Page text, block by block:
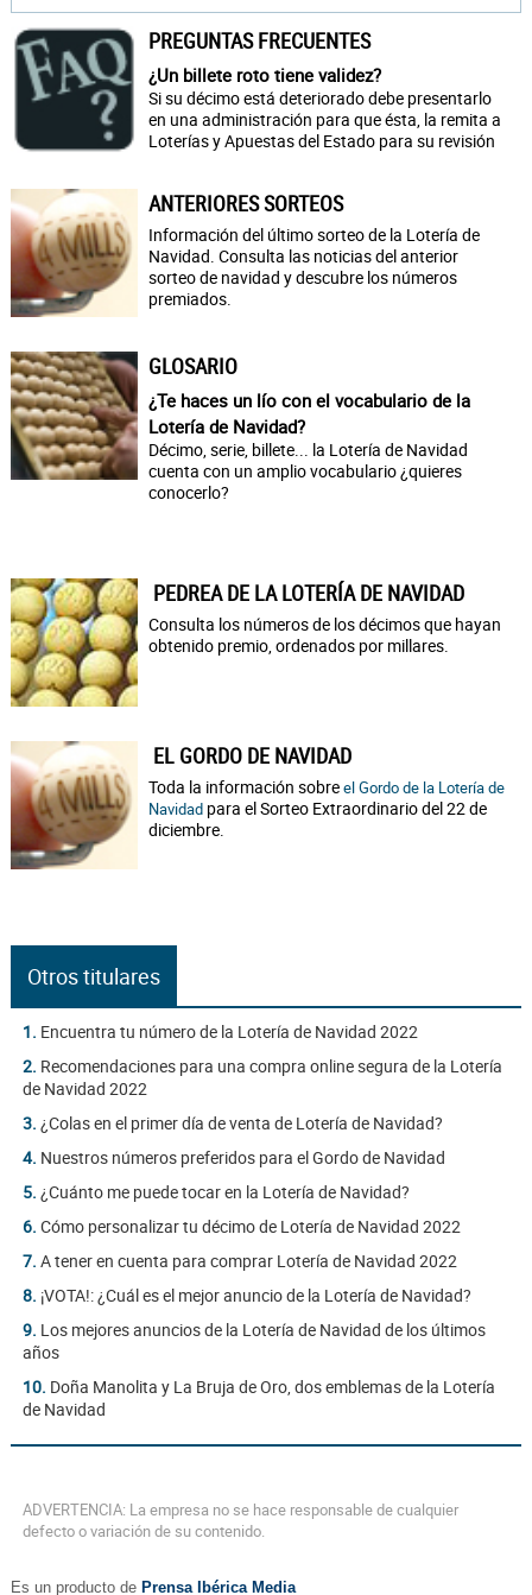
PREGUNTAS FRECUENTES
¿Un billete roto tiene validez?
Si su décimo está deteriorado debe presentarlo
en una administración para que ésta, la remita a
Loterías y Apuestas del Estado para su revisión
ANTERIORES SORTEOS
Información del último sorteo de la Lotería de
Navidad. Consulta las noticias del anterior
sorteo de navidad y descubre los números
premiados.
GLOSARIO
¿Te haces un lío con el vocabulario de la
Lotería de Navidad?
Décimo, serie, billete... la Lotería de Navidad
cuenta con un amplio vocabulario ¿quieres
conocerlo?
PEDREA DE LA LOTERÍA DE NAVIDAD
Consulta los números de los décimos que hayan
obtenido premio, ordenados por millares.
EL GORDO DE NAVIDAD
Toda la información sobreel Gordo de la Lotería de
Navidad para el Sorteo Extraordinario del 22 de
diciembre.
Otros titulares
1. Encuentra tu número de la Lotería de Navidad 2022
2. Recomendaciones para una compra online segura de la Lotería
de Navidad 2022
3. ¿Colas en el primer día de venta de Lotería de Navidad?
4. Nuestros números preferidos para el Gordo de Navidad
5. ¿Cuánto me puede tocar en la Lotería de Navidad?
6. Cómo personalizar tu décimo de Lotería de Navidad 2022
7. A tener en cuenta para comprar Lotería de Navidad 2022
8. ¡VOTA!: ¿Cuál es el mejor anuncio de la Lotería de Navidad?
9. Los mejores anuncios de la Lotería de Navidad de los últimos
años
10. Doña Manolita y La Bruja de Oro, dos emblemas de la Lotería
de Navidad
ADVERTENCIA: La empresa no se hace responsable de cualquier
defecto o variación de su contenido.
Es un producto de Prensa Ibérica Media